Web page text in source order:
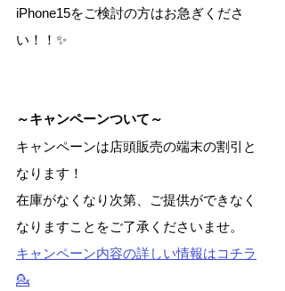
iPhone15をご検討の方はお急ぎくださ
い！！✨
～キャンペーンついて～
キャンペーンは店頭販売の端末の割引と
なります！
在庫がなくなり次第、ご提供ができなく
なりますことをご了承くださいませ。
キャンペーン内容の詳しい情報はコチラ
💁